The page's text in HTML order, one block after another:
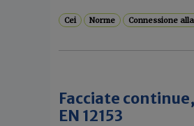
Cei Norme Connessione
Facciate
EN 12153